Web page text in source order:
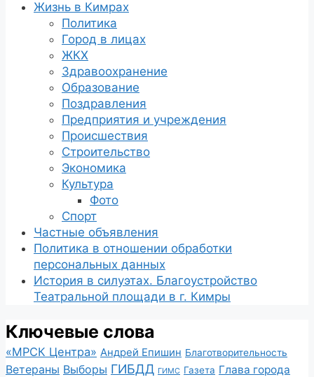
Жизнь в Кимрах
Политика
Город в лицах
ЖКХ
Здравоохранение
Образование
Поздравления
Предприятия и учреждения
Происшествия
Строительство
Экономика
Культура
Фото
Спорт
Частные объявления
Политика в отношении обработки
персональных данных
История в силуэтах. Благоустройство
Театральной площади в г. Кимры
Ключевые слова
«МРСК Центра» Андрей Епишин Благотворительность
Ветераны Выборы ГИБДД ГИМС Газета Глава города